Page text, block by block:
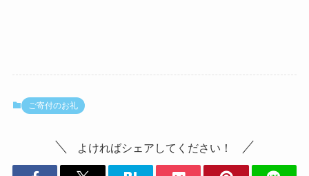
ご寄付のお礼
よければシェアしてください！